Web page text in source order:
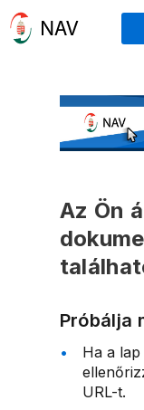
Az Ön
Próbálja
Ha a
URL-t.